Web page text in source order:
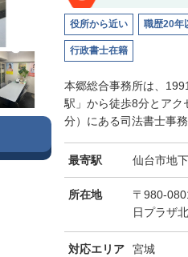
役所から近い 職歴20年
行政書士在籍
本郷総合事務所は、
駅」から徒歩8分とアク
分）にある司法書士事
最寄駅 仙台市地
所在地
〒980-
日プラザ
対応エリア 宮城